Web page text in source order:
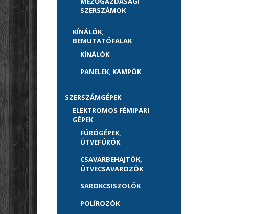
SZERSZÁMOK
KÍNÁLÓK,
BEMUTATÓFALAK
KÍNÁLÓK
PANELEK, KAMPÓK
SZERSZÁMGÉPEK
ELEKTROMOS FÉMIPARI
GÉPEK
FÚRÓGÉPEK,
ÜTVEFÚRÓK
CSAVARBEHAJTÓK,
ÜTVECSAVAROZÓK
SAROKCSISZOLÓK
POLÍROZÓK